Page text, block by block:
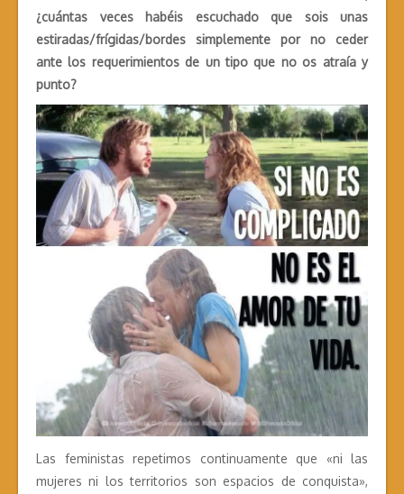
¿cuántas veces habéis escuchado que sois unas
estiradas/frígidas/bordes simplemente por no ceder
ante los requerimientos de un tipo que no os atraía y
punto?
Las feministas repetimos continuamente que «ni las
mujeres ni los territorios son espacios de conquista»,